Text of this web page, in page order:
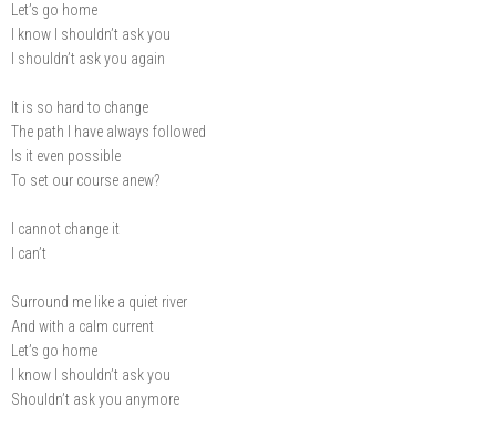
Let’s go home
I know I shouldn’t ask you
I shouldn’t ask you again
It is so hard to change
The path I have always followed
Is it even possible
To set our course anew?
I cannot change it
I can’t
Surround me like a quiet river
And with a calm current
Let’s go home
I know I shouldn’t ask you
Shouldn’t ask you anymore